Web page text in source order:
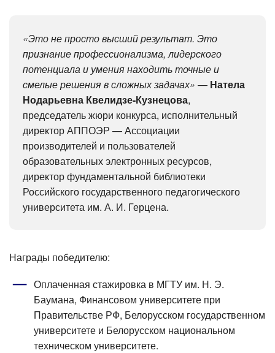
«Это не просто высший результат. Это
признание профессионализма, лидерского
потенциала и умения находить точные и
смелые решения в сложных задачах» — Натела
Нодарьевна Квелидзе-Кузнецова,
председатель жюри конкурса, исполнительный
директор АППОЭР — Ассоциации
производителей и пользователей
образовательных электронных ресурсов,
директор фундаментальной библиотеки
Российского государственного педагогического
университета им. А. И. Герцена.
Награды победителю:
Оплаченная стажировка в МГТУ им. Н. Э.
Баумана, Финансовом университете при
Правительстве РФ, Белорусском государственном
университете и Белорусском национальном
техническом университете.